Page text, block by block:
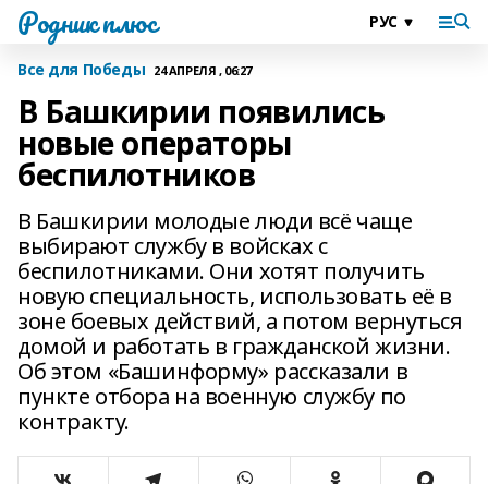
Родник плюс
Все для Победы 24 АПРЕЛЯ , 06:27
В Башкирии появились
новые операторы
беспилотников
В Башкирии молодые люди всё чаще
выбирают службу в войсках с
беспилотниками. Они хотят получить
новую специальность, использовать её в
зоне боевых действий, а потом вернуться
домой и работать в гражданской жизни.
Об этом «Башинформу» рассказали в
пункте отбора на военную службу по
контракту.